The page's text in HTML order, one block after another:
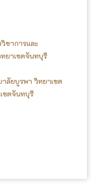
ชาการและ
ยาเขตจันทบุรี
ลัยบูรพา วิทยาเขต
ขตจันทบุรี